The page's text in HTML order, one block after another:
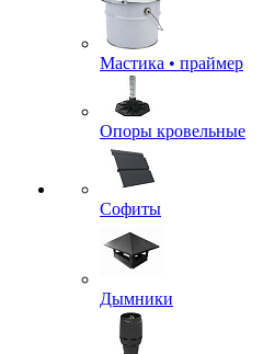
Мастика • праймер
Опоры кровельные
Софиты
Дымники